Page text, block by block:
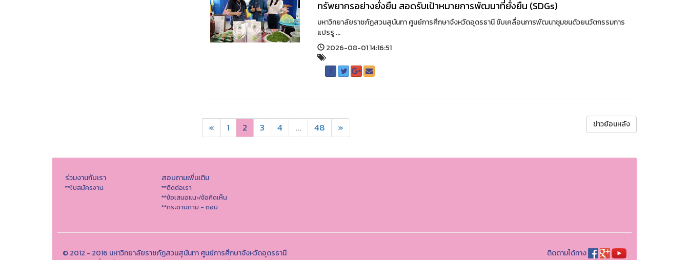
ทรัพยากรอย่างยั่งยืน สอดรับเป้าหมายการพัฒนาที่ยั่งยืน (SDGs)
มหาวิทยาลัยราชภัฏสวนสุนันทา ศูนย์การศึกษาจังหวัดอุดรธานี ขับเคลื่อนการพัฒนาชุมชนด้วยนวัตกรรมการ
แปรรู ...
2026-08-01 14:16:51
« 1 2 3 4 ... 48 » ข่าวย้อนหลัง
ร่วมงานกับเรา
**ใบสมัครงาน
สอบถามเพิ่มเติม
**ติดต่อเรา
**ข้อเสนอแนะ/ข้อคิดเห็น
**กระดานถาม - ตอบ
© 2012 - 2016 มหาวิทยาลัยราชภัฏสวนสุนันทา ศูนย์การศึกษาจังหวัดอุดรธานี
ติดตามได้ทาง